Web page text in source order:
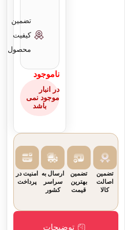
الیاف
طبیعی
جنس
شیطانک
تضمین
کیفیت
محصول
ناموجود
در انبار
موجود نمی
باشد
تضمین
اصالت
کالا
تضمین
بهترین
قیمت
ارسال به
سراسر
کشور
امنیت در
پرداخت
توضیحات